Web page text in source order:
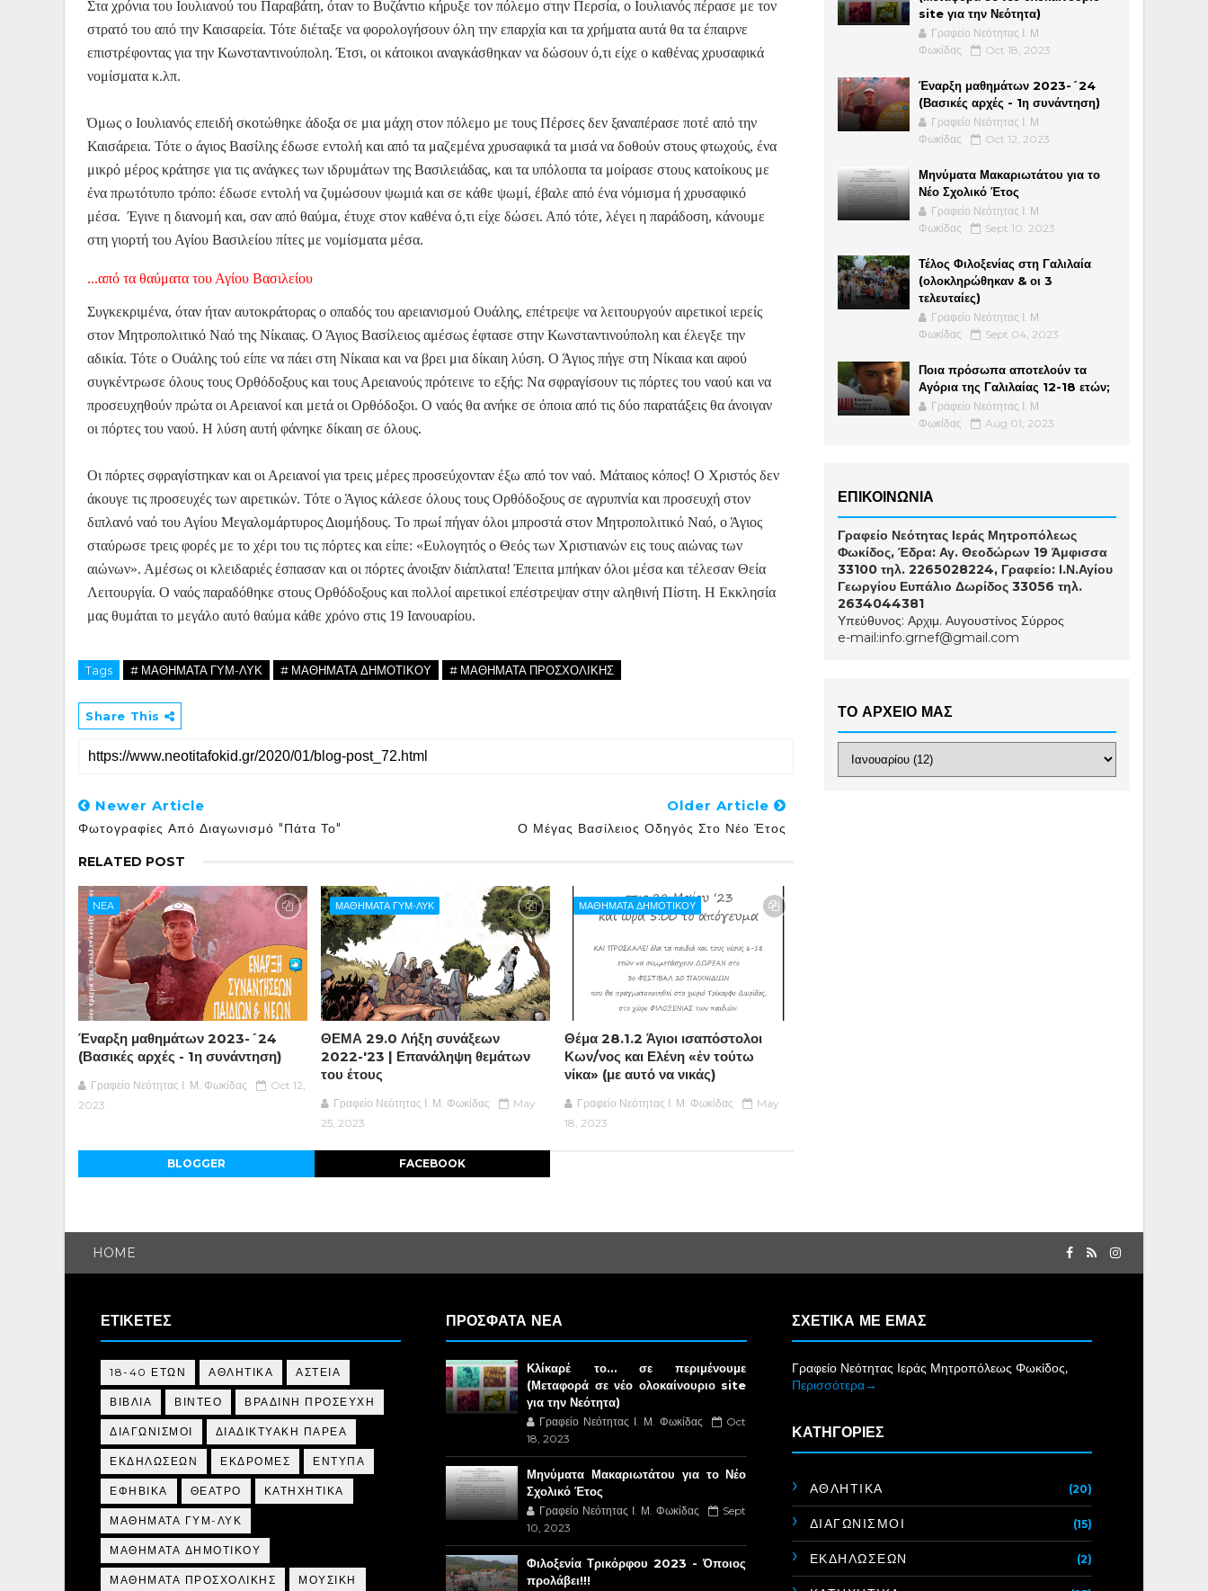
Στα χρόνια του Ιουλιανού του Παραβάτη, όταν το Βυζάντιο κήρυξε τον πόλεμο στην Περσία, ο Ιουλιανός πέρασε με τον
στρατό του από την Καισαρεία. Τότε διέταξε να φορολογήσουν όλη την επαρχία και τα χρήματα αυτά θα τα έπαιρνε
επιστρέφοντας για την Κωνσταντινούπολη. Έτσι, οι κάτοικοι αναγκάσθηκαν να δώσουν ό,τι είχε ο καθένας χρυσαφικά
νομίσματα κ.λπ.
Όμως ο Ιουλιανός επειδή σκοτώθηκε άδοξα σε μια μάχη στον πόλεμο με τους Πέρσες δεν ξαναπέρασε ποτέ από την
Καισάρεια. Τότε ο άγιος Βασίλης έδωσε εντολή και από τα μαζεμένα χρυσαφικά τα μισά να δοθούν στους φτωχούς, ένα
μικρό μέρος κράτησε για τις ανάγκες των ιδρυμάτων της Βασιλειάδας, και τα υπόλοιπα τα μοίρασε στους κατοίκους με
ένα πρωτότυπο τρόπο: έδωσε εντολή να ζυμώσουν ψωμιά και σε κάθε ψωμί, έβαλε από ένα νόμισμα ή χρυσαφικό
μέσα. Έγινε η διανομή και, σαν από θαύμα, έτυχε στον καθένα ό,τι είχε δώσει. Από τότε, λέγει η παράδοση, κάνουμε
στη γιορτή του Αγίου Βασιλείου πίτες με νομίσματα μέσα.
...από τα θαύματα του Αγίου Βασιλείου
Συγκεκριμένα, όταν ήταν αυτοκράτορας ο οπαδός του αρειανισμού Ουάλης, επέτρεψε να λειτουργούν αιρετικοί ιερείς
στον Μητροπολιτικό Ναό της Νίκαιας. Ο Άγιος Βασίλειος αμέσως έφτασε στην Κωνσταντινούπολη και έλεγξε την
αδικία. Τότε ο Ουάλης τού είπε να πάει στη Νίκαια και να βρει μια δίκαιη λύση. Ο Άγιος πήγε στη Νίκαια και αφού
συγκέντρωσε όλους τους Ορθόδοξους και τους Αρειανούς πρότεινε το εξής: Να σφραγίσουν τις πόρτες του ναού και να
προσευχηθούν πρώτα οι Αρειανοί και μετά οι Ορθόδοξοι. Ο ναός θα ανήκε σε όποια από τις δύο παρατάξεις θα άνοιγαν
οι πόρτες του ναού. Η λύση αυτή φάνηκε δίκαιη σε όλους.
Οι πόρτες σφραγίστηκαν και οι Αρειανοί για τρεις μέρες προσεύχονταν έξω από τον ναό. Μάταιος κόπος! Ο Χριστός δεν
άκουγε τις προσευχές των αιρετικών. Τότε ο Άγιος κάλεσε όλους τους Ορθόδοξους σε αγρυπνία και προσευχή στον
διπλανό ναό του Αγίου Μεγαλομάρτυρος Διομήδους. Το πρωί πήγαν όλοι μπροστά στον Μητροπολιτικό Ναό, ο Άγιος
σταύρωσε τρεις φορές με το χέρι του τις πόρτες και είπε: «Ευλογητός ο Θεός των Χριστιανών εις τους αιώνας των
αιώνων». Αμέσως οι κλειδαριές έσπασαν και οι πόρτες άνοιξαν διάπλατα! Έπειτα μπήκαν όλοι μέσα και τέλεσαν Θεία
Λειτουργία. Ο ναός παραδόθηκε στους Ορθόδοξους και πολλοί αιρετικοί επέστρεψαν στην αληθινή Πίστη. Η Εκκλησία
μας θυμάται το μεγάλο αυτό θαύμα κάθε χρόνο στις 19 Ιανουαρίου.
Tags # ΜΑΘΗΜΑΤΑ ΓΥΜ-ΛΥΚ # ΜΑΘΗΜΑΤΑ ΔΗΜΟΤΙΚΟΥ # ΜΑΘΗΜΑΤΑ ΠΡΟΣΧΟΛΙΚΗΣ
Share This
Newer Article
Φωτογραφίες Από Διαγωνισμό "Πάτα Το"
Older Article
Ο Μέγας Βασίλειος Οδηγός Στο Νέο Έτος
RELATED POST
NEA
Έναρξη μαθημάτων 2023-´24
(Βασικές αρχές - 1η συνάντηση)
Γραφείο Νεότητας Ι. Μ. Φωκίδας
Oct 12,
2023
ΜΑΘΗΜΑΤΑ ΓΥΜ-ΛΥΚ
ΘΕΜΑ 29.0 Λήξη συνάξεων
2022-'23 | Επανάληψη θεμάτων
του έτους
Γραφείο Νεότητας Ι. Μ. Φωκίδας
May
25, 2023
ΜΑΘΗΜΑΤΑ ΔΗΜΟΤΙΚΟΥ
Θέμα 28.1.2 Άγιοι ισαπόστολοι
Κων/νος και Ελένη «ἐν τούτω
νίκα» (με αυτό να νικάς)
Γραφείο Νεότητας Ι. Μ. Φωκίδας
May
18, 2023
BLOGGER FACEBOOK
site για την Νεότητα)
Γραφείο Νεότητας Ι. Μ.
Φωκίδας
Oct 18, 2023
Έναρξη μαθημάτων 2023-´24
(Βασικές αρχές - 1η συνάντηση)
Γραφείο Νεότητας Ι. Μ.
Φωκίδας
Oct 12, 2023
Μηνύματα Μακαριωτάτου για το
Νέο Σχολικό Έτος
Γραφείο Νεότητας Ι. Μ.
Φωκίδας
Sept 10, 2023
Τέλος Φιλοξενίας στη Γαλιλαία
(ολοκληρώθηκαν & οι 3
τελευταίες)
Γραφείο Νεότητας Ι. Μ.
Φωκίδας
Sept 04, 2023
Ποια πρόσωπα αποτελούν τα
Αγόρια της Γαλιλαίας 12-18 ετών;
Γραφείο Νεότητας Ι. Μ.
Φωκίδας
Aug 01, 2023
ΕΠΙΚΟΙΝΩΝΙΑ
Γραφείο Νεότητας Ιεράς Μητροπόλεως
Φωκίδος, Έδρα: Αγ. Θεοδώρων 19 Άμφισσα
33100 τηλ. 2265028224, Γραφείο: Ι.Ν.Αγίου
Γεωργίου Ευπάλιο Δωρίδος 33056 τηλ.
2634044381
Υπεύθυνος: Αρχιμ. Αυγουστίνος Σύρρος
e-mail:info.grnef@gmail.com
ΤΟ ΑΡΧΕΙΟ ΜΑΣ
HOME
ΕΤΙΚΕΤΕΣ
18-40 ΕΤΩΝ ΑΘΛΗΤΙΚΑ ΑΣΤΕΙΑ
ΒΙΒΛΙΑ ΒΙΝΤΕΟ ΒΡΑΔΙΝΗ ΠΡΟΣΕΥΧΗ
ΔΙΑΓΩΝΙΣΜΟΙ ΔΙΑΔΙΚΤΥΑΚΗ ΠΑΡΕΑ
ΕΚΔΗΛΩΣΕΩΝ ΕΚΔΡΟΜΕΣ ΕΝΤΥΠΑ
ΕΦΗΒΙΚΑ ΘΕΑΤΡΟ ΚΑΤΗΧΗΤΙΚΑ
ΜΑΘΗΜΑΤΑ ΓΥΜ-ΛΥΚ
ΜΑΘΗΜΑΤΑ ΔΗΜΟΤΙΚΟΥ
ΜΑΘΗΜΑΤΑ ΠΡΟΣΧΟΛΙΚΗΣ ΜΟΥΣΙΚΗ
ΠΡΟΣΦΑΤΑ ΝΕΑ
Κλίκαρέ το… σε περιμένουμε
(Μεταφορά σε νέο ολοκαίνουριο site
για την Νεότητα)
Γραφείο Νεότητας Ι. Μ. Φωκίδας
Oct
18, 2023
Μηνύματα Μακαριωτάτου για το Νέο
Σχολικό Έτος
Γραφείο Νεότητας Ι. Μ. Φωκίδας
Sept
10, 2023
Φιλοξενία Τρικόρφου 2023 - Όποιος
προλάβει!!!
ΣΧΕΤΙΚΑ ΜΕ ΕΜΑΣ
Γραφείο Νεότητας Ιεράς Μητροπόλεως Φωκίδος,
Περισσότερα→
ΚΑΤΗΓΟΡΙΕΣ
ΑΘΛΗΤΙΚΑ (20)
ΔΙΑΓΩΝΙΣΜΟΙ (15)
ΕΚΔΗΛΩΣΕΩΝ (2)